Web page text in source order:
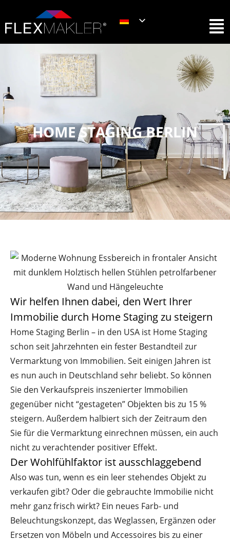
HOME STAGING BERLIN
Wir helfen Ihnen dabei, den Wert Ihrer
Immobilie durch Home Staging zu steigern
Home Staging Berlin – in den USA ist Home Staging
schon seit Jahrzehnten ein fester Bestandteil zur
Vermarktung von Immobilien. Seit einigen Jahren ist
es nun auch in Deutschland sehr beliebt. So können
Sie den Verkaufspreis inszenierter Immobilien
gegenüber nicht “gestageten” Objekten bis zu 15 %
steigern. Außerdem halbiert sich der Zeitraum den
Sie für die Vermarktung einrechnen müssen, ein auch
nicht zu verachtender positiver Effekt.
Der Wohlfühlfaktor ist ausschlaggebend
Also was tun, wenn es ein leer stehendes Objekt zu
verkaufen gibt? Oder die gebrauchte Immobilie nicht
mehr ganz frisch wirkt? Ein neues Farb- und
Beleuchtungskonzept, das Weglassen, Ergänzen oder
Ersetzen von Möbeln und Accessoires bis zu einer